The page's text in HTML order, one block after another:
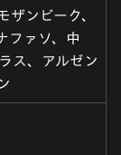
ザンビーク、
ファソ、中
ス、アルゼン